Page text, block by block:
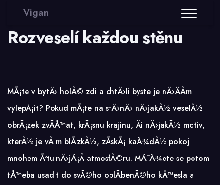
Vigan
Rozveselí každou stěnu
MÃ¡te v bytÄ› holÃ© zdi a chtÄ›li byste je nÄ›ÄÃ­m
vylepÅ¡it? Pokud mÃ¡te na stÄ›nÄ› nÄ›jakÃ½ veselÃ½
obrÃ¡zek zvÃ­Å™at, krÃ¡snu krajinu, Äi nÄ›jakÃ½ motiv,
kterÃ½ je vÃ¡m blÃ­zkÃ½, zÃ­skÃ¡ kaÅ¾dÃ½ pokoj
mnohem ÃºtulnÄ›jÅ¡Ã­ atmosfÃ©ru. MÅ¯Å¾ete se potom
tÅ™eba usadit do svÃ©ho oblÃ­benÃ©ho kÅ™esla a